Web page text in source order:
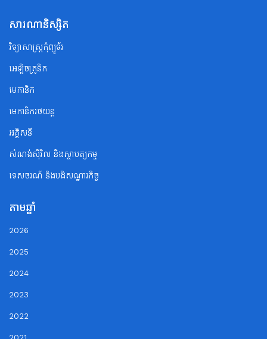
សារណានិស្សិត
វិទ្យាសាស្ត្រកុំព្យូទ័រ
អេឡិចត្រូនិក
មេកានិក
មេកានិករថយន្ត
អគ្គិសនី
សំណង់ស៊ីវិល និងស្ថាបត្យកម្ម
ទេសចរណ័ និងបដិសណ្ឋារកិច្ច
តាមឆ្នាំ
2026
2025
2024
2023
2022